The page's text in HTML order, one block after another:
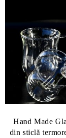
Hand Made
din sticlă